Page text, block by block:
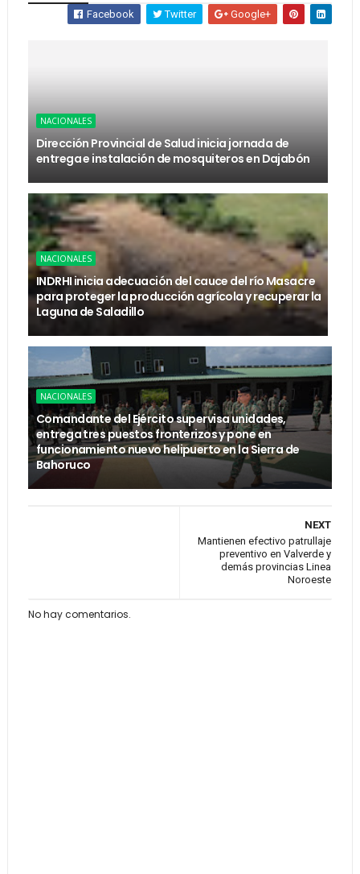
Facebook Twitter Google+
NACIONALES
Dirección Provincial de Salud inicia jornada de
entrega e instalación de mosquiteros en Dajabón
NACIONALES
INDRHI inicia adecuación del cauce del río Masacre
para proteger la producción agrícola y recuperar la
Laguna de Saladillo
NACIONALES
Comandante del Ejército supervisa unidades,
entrega tres puestos fronterizos y pone en
funcionamiento nuevo helipuerto en la Sierra de
Bahoruco
NEXT
Mantienen efectivo patrullaje
preventivo en Valverde y
demás provincias Linea
Noroeste
No hay comentarios.